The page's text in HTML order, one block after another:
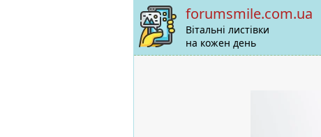
forumsmile.com.ua
Вітальні листівки
на кожен день